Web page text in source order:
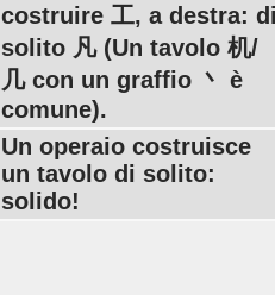
costruire 工, a destra:
solito 凡 (Un tavolo 机/
几 con un graffio 丶 è
comune).
Un operaio costruisce
un tavolo di solito:
solido!